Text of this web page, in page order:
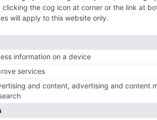
Atapuerca, que abarcaba
Aguirre.
Paleontológica Emiliano
por un amplísimo
notas, libros, dibujos,
y objetos relacionados con
las labores realizadas por la